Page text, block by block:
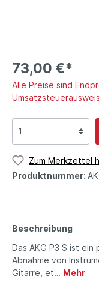
73,00 €*
Alle Preise sind
Zum Merkzettel
Produktnummer:
Beschreibung
Das AKG P3 S ist
Abnahme von
Gitarre, et… Mehr